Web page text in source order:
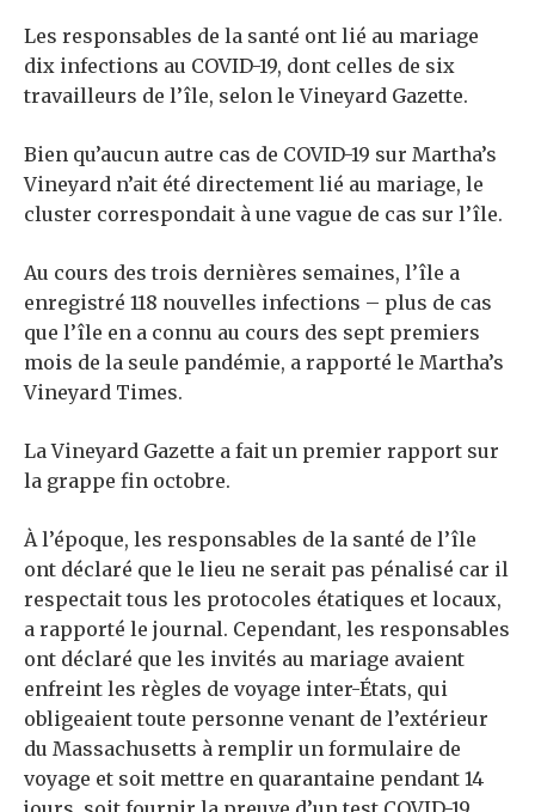
Les responsables de la santé ont lié au mariage
dix infections au COVID-19, dont celles de six
travailleurs de l’île, selon le Vineyard Gazette.
Bien qu’aucun autre cas de COVID-19 sur Martha’s
Vineyard n’ait été directement lié au mariage, le
cluster correspondait à une vague de cas sur l’île.
Au cours des trois dernières semaines, l’île a
enregistré 118 nouvelles infections – plus de cas
que l’île en a connu au cours des sept premiers
mois de la seule pandémie, a rapporté le Martha’s
Vineyard Times.
La Vineyard Gazette a fait un premier rapport sur
la grappe fin octobre.
À l’époque, les responsables de la santé de l’île
ont déclaré que le lieu ne serait pas pénalisé car il
respectait tous les protocoles étatiques et locaux,
a rapporté le journal. Cependant, les responsables
ont déclaré que les invités au mariage avaient
enfreint les règles de voyage inter-États, qui
obligeaient toute personne venant de l’extérieur
du Massachusetts à remplir un formulaire de
voyage et soit mettre en quarantaine pendant 14